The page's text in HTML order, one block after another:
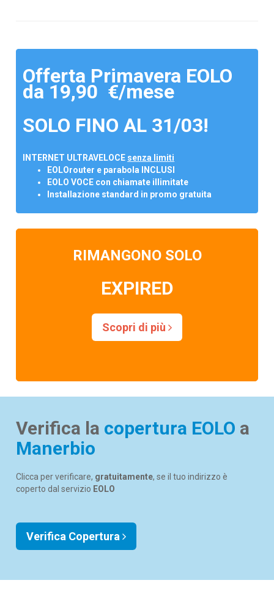
Offerta Primavera EOLO
da 19,90 €/mese
SOLO FINO AL 31/03!
INTERNET ULTRAVELOCE senza limiti
EOLOrouter e parabola INCLUSI
EOLO VOCE con chiamate illimitate
Installazione standard in promo gratuita
RIMANGONO SOLO
EXPIRED
Scopri di più
Verifica la copertura EOLO a
Manerbio
Clicca per verificare, gratuitamente, se il tuo indirizzo è
coperto dal servizio EOLO
Verifica Copertura